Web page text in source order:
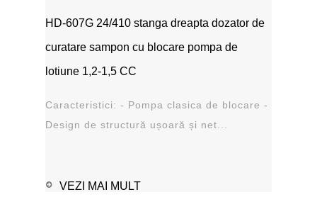
HD-607G 24/410 stanga dreapta dozator de
curatare sampon cu blocare pompa de
lotiune 1,2-1,5 CC
Caracteristici: - Pompa clasica de blocare -
Design de structură ușoară și net...
VEZI MAI MULT